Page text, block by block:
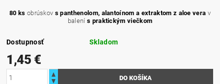
80 ks obrúskov s panthenolom, alantoínom a extraktom z aloe vera v
balení s praktickým viečkom
Dostupnosť Skladom
1,45 €